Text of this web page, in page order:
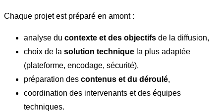
Chaque projet est préparé en amont :
analyse du contexte et des objectifs de la diffusion,
choix de la solution technique la plus adaptée
(plateforme, encodage, sécurité),
préparation des contenus et du déroulé,
coordination des intervenants et des équipes
techniques.